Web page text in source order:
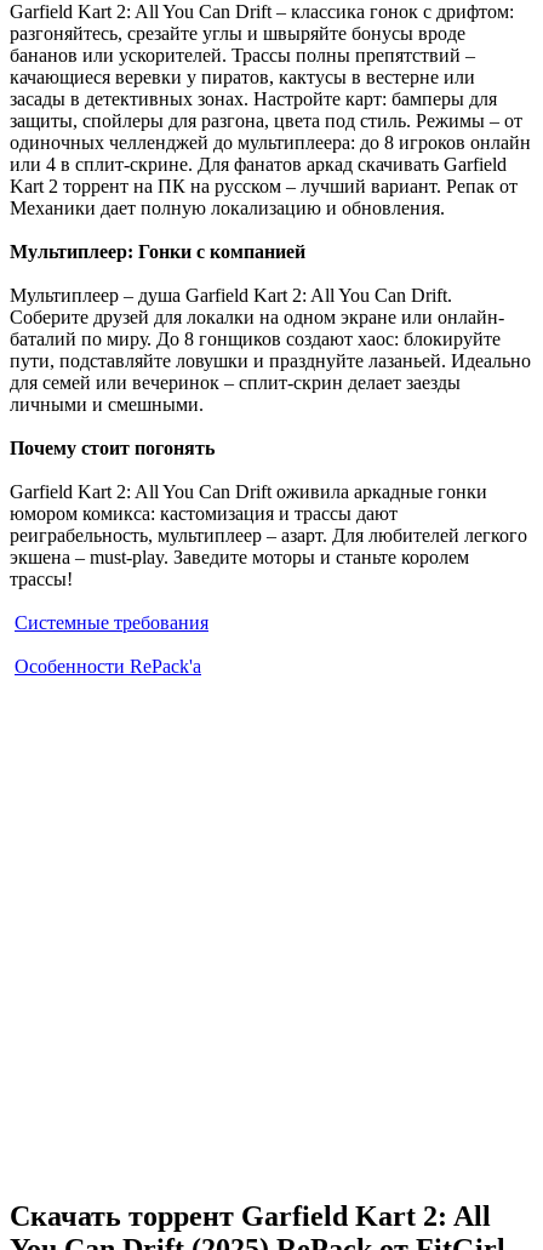
Garfield Kart 2: All You Can Drift – классика гонок с дрифтом:
разгоняйтесь, срезайте углы и швыряйте бонусы вроде
бананов или ускорителей. Трассы полны препятствий –
качающиеся веревки у пиратов, кактусы в вестерне или
засады в детективных зонах. Настройте карт: бамперы для
защиты, спойлеры для разгона, цвета под стиль. Режимы – от
одиночных челленджей до мультиплеера: до 8 игроков онлайн
или 4 в сплит-скрине. Для фанатов аркад скачивать Garfield
Kart 2 торрент на ПК на русском – лучший вариант. Репак от
Механики дает полную локализацию и обновления.
Мультиплеер: Гонки с компанией
Мультиплеер – душа Garfield Kart 2: All You Can Drift.
Соберите друзей для локалки на одном экране или онлайн-
баталий по миру. До 8 гонщиков создают хаос: блокируйте
пути, подставляйте ловушки и празднуйте лазаньей. Идеально
для семей или вечеринок – сплит-скрин делает заезды
личными и смешными.
Почему стоит погонять
Garfield Kart 2: All You Can Drift оживила аркадные гонки
юмором комикса: кастомизация и трассы дают
реиграбельность, мультиплеер – азарт. Для любителей легкого
экшена – must-play. Заведите моторы и станьте королем
трассы!
Системные требования
Особенности RePack'а
Скачать торрент Garfield Kart 2: All